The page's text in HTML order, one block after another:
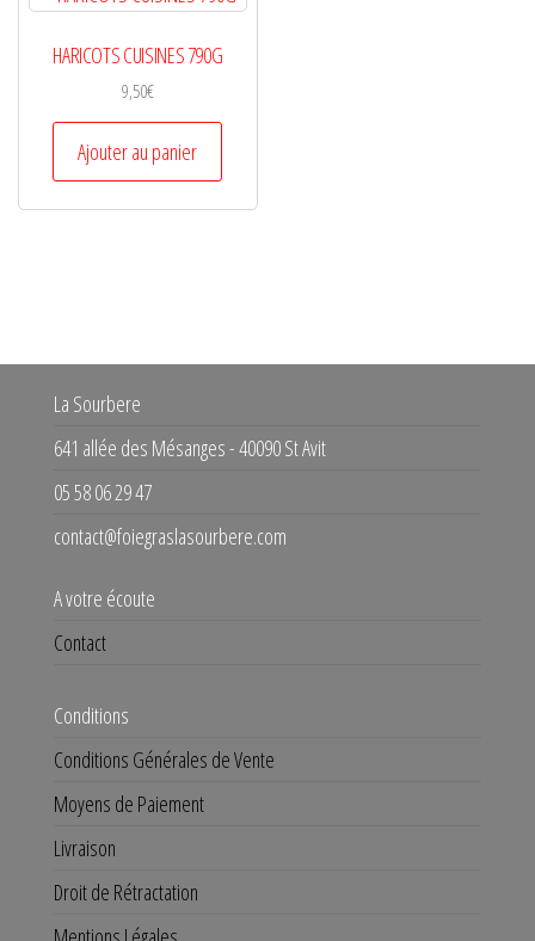
HARICOTS CUISINES 790G
9,50€
Ajouter au panier
La Sourbere
641 allée des Mésanges - 40090 St Avit
05 58 06 29 47
contact@foiegraslasourbere.com
A votre écoute
Contact
Conditions
Conditions Générales de Vente
Moyens de Paiement
Livraison
Droit de Rétractation